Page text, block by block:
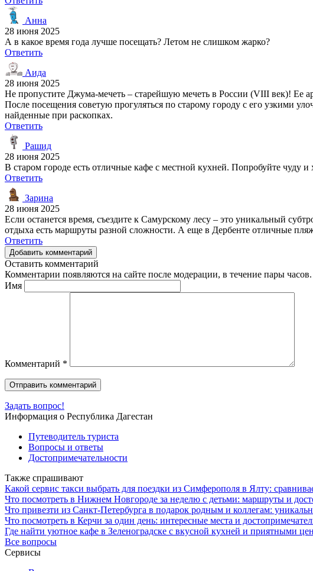
Анна
28 июня 2025
А в какое время года лучше посещать? Летом не слишком жарко?
Ответить
Аида
28 июня 2025
Не пропустите Джума-мечеть – старейшую мечеть в России (VIII век)! Ее
После посещения советую прогуляться по старому городу с его узкими
найденные при раскопках.
Ответить
Рашид
28 июня 2025
В старом городе есть отличные кафе с местной кухней. Попробуйте чуду и
Ответить
Зарина
28 июня 2025
Если останется время, съездите к Самурскому лесу – это уникальный
отдыха есть маршруты разной сложности. А еще в Дербенте отличные
Ответить
Добавить комментарий
Оставить комментарий
Комментарии появляются на сайте после модерации, в течение пары часов.
Имя
Комментарий *
Задать вопрос!
Информация о Республика Дагестан
Путеводитель туриста
Вопросы и ответы
Достопримечательности
Также спрашивают
Какой сервис такси выбрать для поездки из Симферополя в Ялту:
Что посмотреть в Нижнем Новгороде за неделю с детьми: маршруты и
Что привезти из Санкт-Петербурга в подарок родным и коллегам:
Что посмотреть в Керчи за один день: интересные места и
Где найти уютное кафе в Зеленоградске с вкусной кухней и приятными
Все вопросы
Сервисы